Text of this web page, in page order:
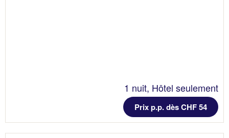
1 nuit, Hôtel seulement
Prix p.p. dès CHF 54